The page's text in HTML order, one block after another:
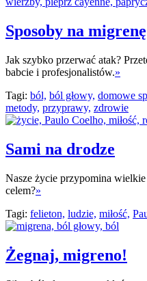
Sposoby na migrenę
Jak szybko przerwać atak?
babcie i profesjonalistów.»
Tagi: ból, ból głowy, domowe
metody, przyprawy, zdrowie
Sami na drodze
Nasze życie przypomina
celem?»
Tagi: felieton, ludzie, miłość,
Żegnaj, migreno!